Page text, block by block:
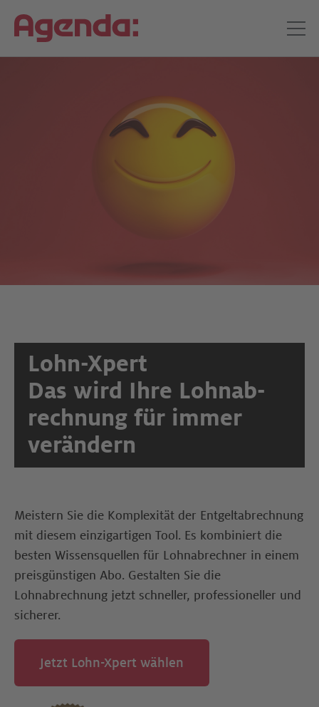
Lohn-Xpert
Das wird Ihre Lohn­ab­
rech­nung für immer
verändern
Meistern Sie die Komplexität der Entgeltabrechnung
mit diesem einzigartigen Tool. Es kombiniert die
besten Wissensquellen für Lohn­ab­rech­ner in einem
preis­gün­sti­gen Abo. Gestalten Sie die
Lohnabrechnung jetzt schneller, professioneller und
sicherer.
Jetzt Lohn-Xpert wählen